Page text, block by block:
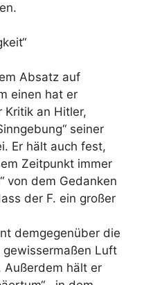
Absatz auf
einen hat er
Kritik an Hitler,
seiner
Er hält auch fest,
Zeitpunkt immer
von dem Gedanken
der F. ein großer
demgegenüber die
Luft
Außerdem hält er